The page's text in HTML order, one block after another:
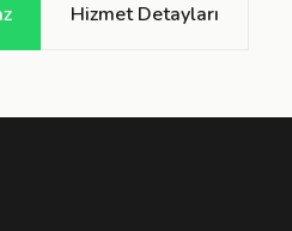
Hizmet Detayları